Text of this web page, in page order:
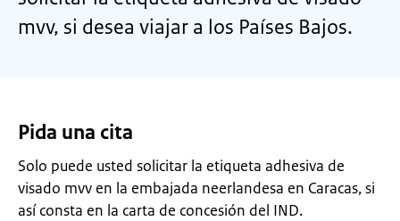
mvv, si desea viajar a los Países Bajos.
Pida una cita
Solo puede usted solicitar la etiqueta adhesiva de
visado mvv en la embajada neerlandesa en Caracas, si
así consta en la carta de concesión del IND.